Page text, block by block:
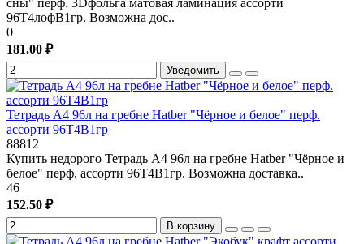
96Т4лофВ1гр. Возможна дос..
0
181.00 ₽
Уведомить
Тетрадь А4 96л на гребне Hatber "Чёрное и белое" перф.
ассорти 96Т4В1гр
88812
Купить недорого Тетрадь А4 96л на гребне Hatber "Чёрное и
белое" перф. ассорти 96Т4В1гр. Возможна доставка..
46
152.50 ₽
В корзину